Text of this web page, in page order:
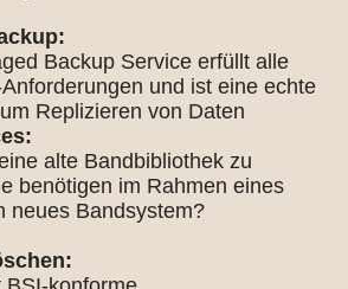
Backup Service erfüllt alle
und ist eine echte
Replizieren von Daten
alte Bandbibliothek zu
benötigen im Rahmen eines
neues Bandsystem?